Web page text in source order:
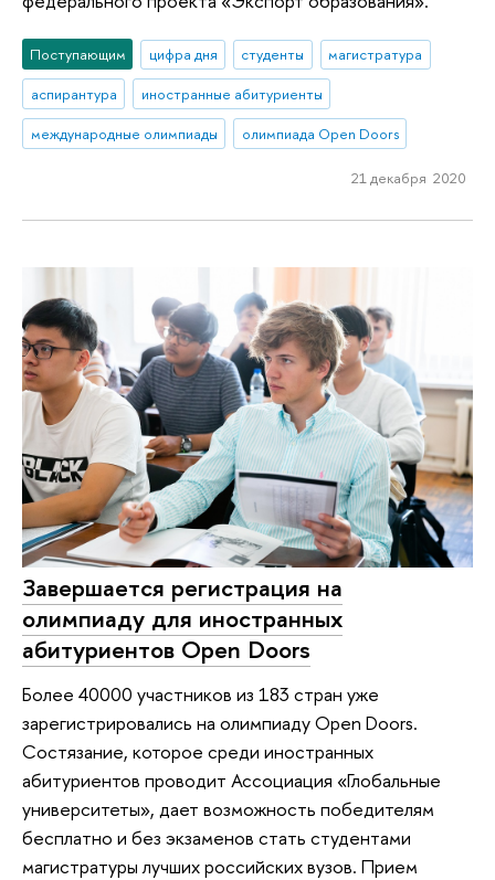
Поступающим цифра дня студенты
магистратура
аспирантура
иностранные абитуриенты
международные олимпиады
олимпиада Open Doors
21 декабря 2020
Завершается регистрация на
олимпиаду для иностранных
абитуриентов Open Doors
Более 40000 участников из 183 стран уже
зарегистрировались на олимпиаду Open Doors.
Состязание, которое среди иностранных
абитуриентов проводит Ассоциация «Глобальные
университеты», дает возможность победителям
бесплатно и без экзаменов стать студентами
магистратуры лучших российских вузов. Прием